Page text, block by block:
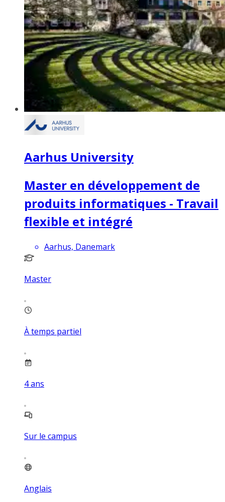
Aarhus University
Master en développement de
produits informatiques - Travail
flexible et intégré
Aarhus, Danemark
Master
À temps partiel
4ans
Sur le campus
Anglais